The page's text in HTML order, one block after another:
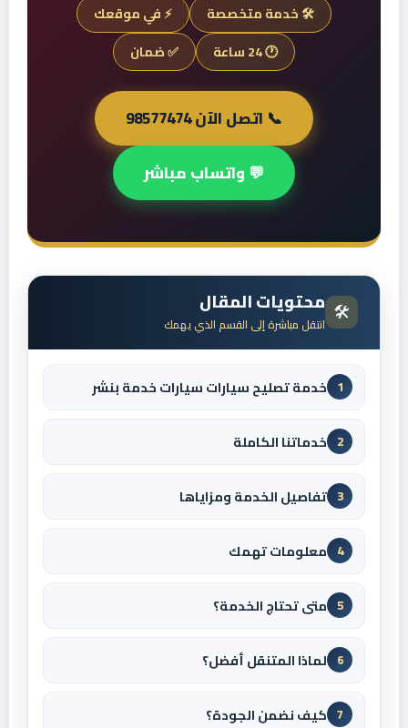
🛠️ خدمة متخصصة
⚡ في موقعك
🕐 24 ساعة
✅ ضمان
📞 اتصل الآن 98577474
💬 واتساب مباشر
🛠️ محتويات المقال
انتقل مباشرة إلى القسم الذي يهمك
1 خدمة تصليح سيارات سيارات خدمة بنشر
2 خدماتنا الكاملة
3 تفاصيل الخدمة ومزاياها
4 معلومات تهمك
5 متى تحتاج الخدمة؟
6 لماذا المتنقل أفضل؟
7 كيف نضمن الجودة؟